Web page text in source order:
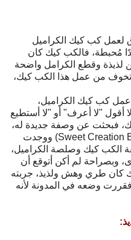
لعمل كب كيك الكراميل
مُحبطة، فالكب كيك كان
لذيذة وقطع الكرامل واضحة
أتخوف من عمل هذا الكب كيك،
عمل كب كيك الكراميل،
"لا أعرف" أو "لا أستطيع
فبحثت عن وصفة جديدة له،
ومررت على مدونة (Sweet Creation By Stephanie) ووجدت
الكب كيك وصلصة الكراميل،
وبصراحة لم أكن أتوقع أن
كان طري وهش ولذيذ، جربته
فقررت وضعه في المدونة لأنه